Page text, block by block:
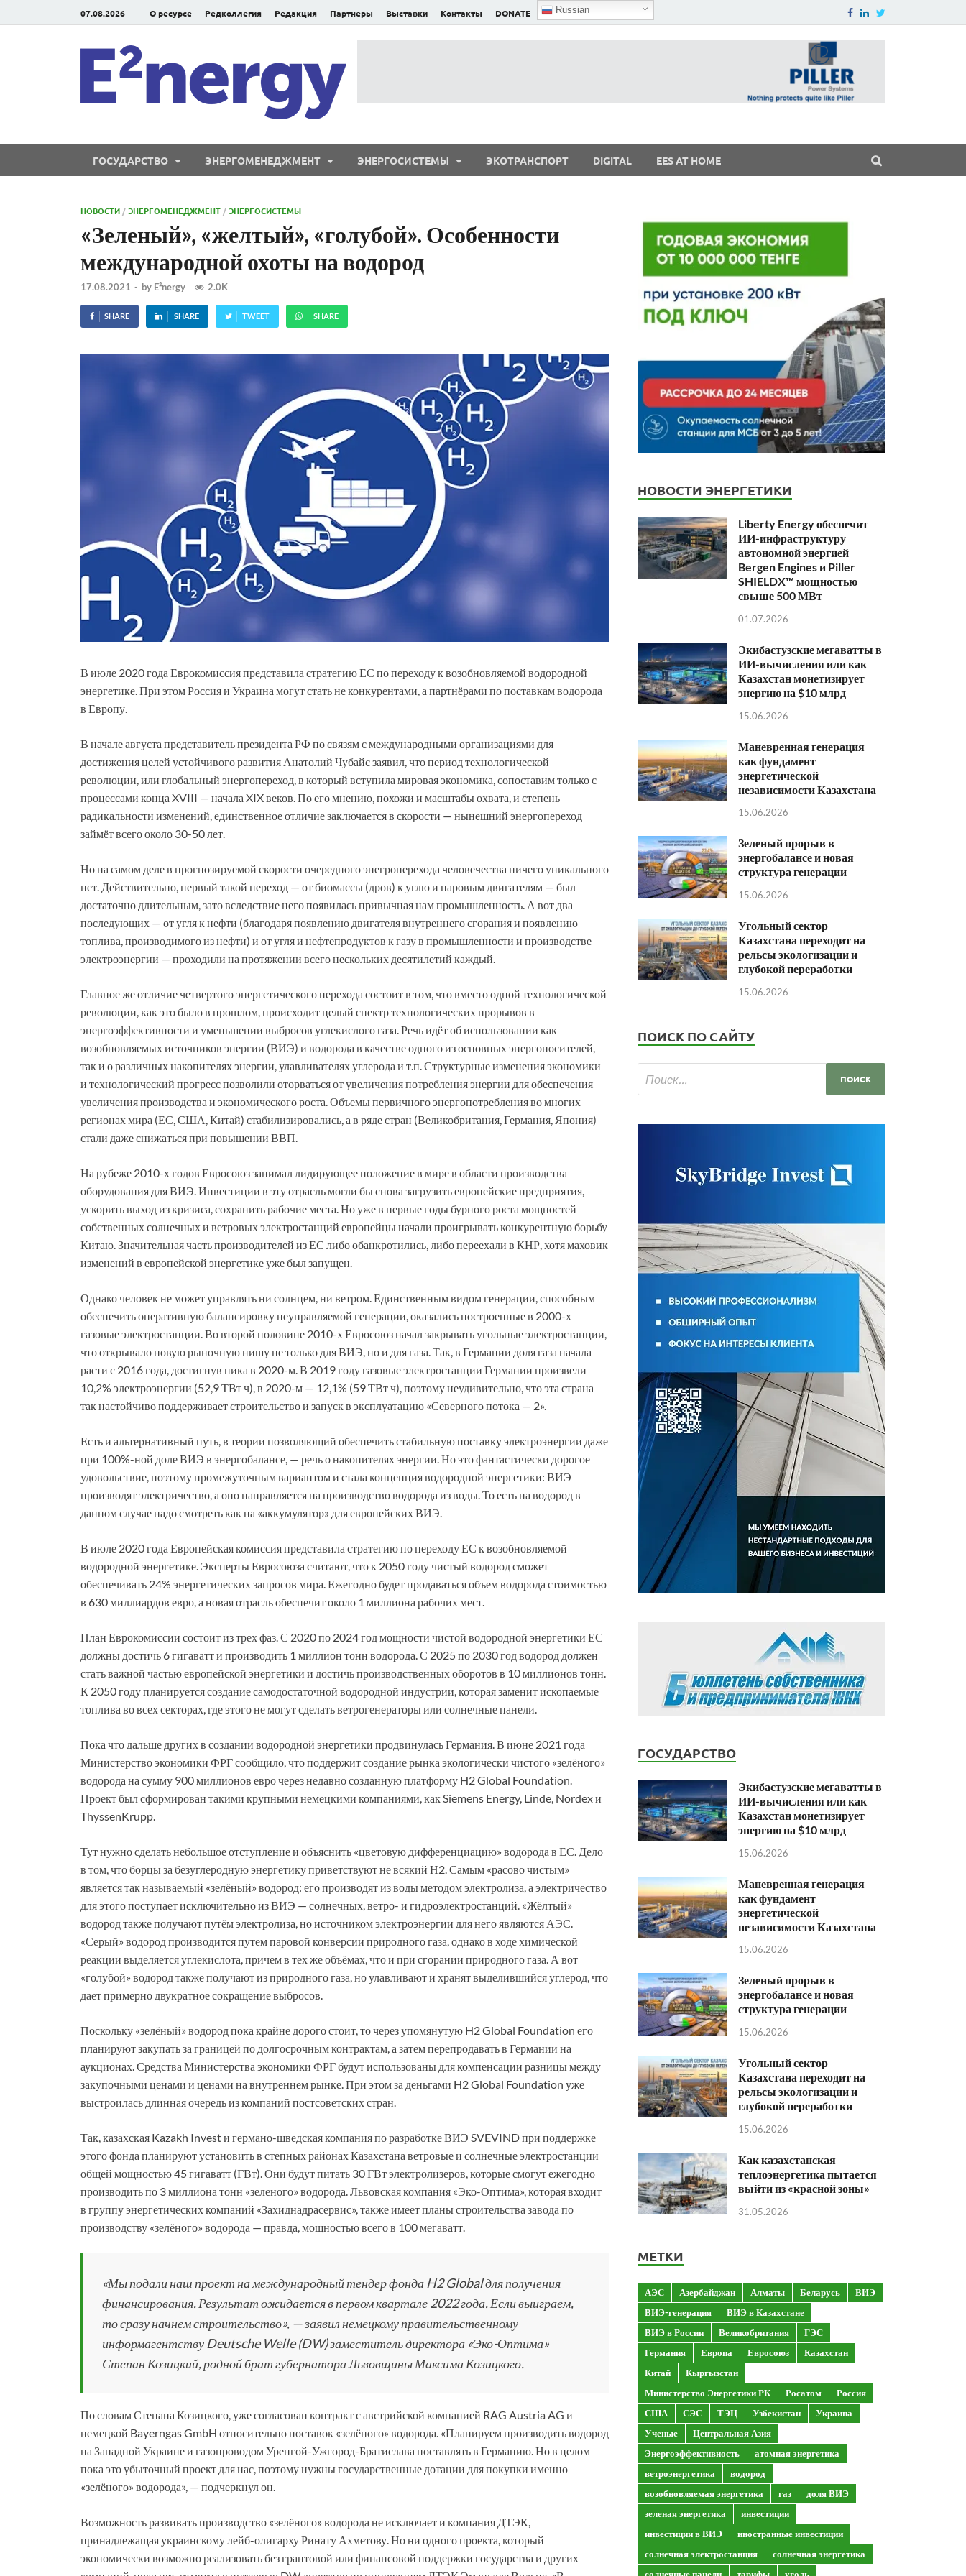
07.08.2026 О ресурсе Редколлегия Редакция Партнеры Выставки Контакты DONATE Russian
ГОСУДАРСТВО ЭНЕРГОМЕНЕДЖМЕНТ ЭНЕРГОСИСТЕМЫ ЭКОТРАНСПОРТ DIGITAL EES AT HOME
НОВОСТИ /ЭНЕРГОМЕНЕДЖМЕНТ /ЭНЕРГОСИСТЕМЫ
«Зеленый», «желтый», «голубой». Особенности
международной охоты на водород
17.08.2021 - by E²nergy 2.0K
SHARE SHARE TWEET SHARE
В июле 2020 года Еврокомиссия представила стратегию ЕС по переходу к возобновляемой водородной
энергетике. При этом Россия и Украина могут стать не конкурентами, а партнёрами по поставкам водорода
в Европу.
В начале августа представитель президента РФ по связям с международными организациями для
достижения целей устойчивого развития Анатолий Чубайс заявил, что период технологической
революции, или глобальный энергопереход, в который вступила мировая экономика, сопоставим только с
процессами конца XVIII — начала XIX веков. По его мнению, похожи и масштабы охвата, и степень
радикальности изменений, единственное отличие заключается в скорости — нынешний энергопереход
займёт всего около 30-50 лет.
Но на самом деле в прогнозируемой скорости очередного энегроперехода человечества ничего уникального
нет. Действительно, первый такой переход — от биомассы (дров) к углю и паровым двигателям — был
достаточно длительным, зато вследствие него появилась привычная нам промышленность. А вот два
последующих — от угля к нефти (благодаря появлению двигателя внутреннего сгорания и появлению
топлива, производимого из нефти) и от угля и нефтепродуктов к газу в промышленности и производстве
электроэнергии — проходили на протяжении всего нескольких десятилетий каждый.
Главное же отличие четвертого энергетического перехода состоит в том, что вместо одной технологической
революции, как это было в прошлом, происходит целый спектр технологических прорывов в
энергоэффективности и уменьшении выбросов углекислого газа. Речь идёт об использовании как
возобновляемых источников энергии (ВИЭ) и водорода в качестве одного из основных энергоносителей,
так и о различных накопителях энергии, улавливателях углерода и т.п. Структурные изменения экономики
и технологический прогресс позволили оторваться от увеличения потребления энергии для обеспечения
увеличения производства и экономического роста. Объемы первичного энергопотребления во многих
регионах мира (ЕС, США, Китай) стабилизировались, а в ряде стран (Великобритания, Германия, Япония)
стали даже снижаться при повышении ВВП.
На рубеже 2010-х годов Евросоюз занимал лидирующее положение в мире в области производства
оборудования для ВИЭ. Инвестиции в эту отрасль могли бы снова загрузить европейские предприятия,
ускорить выход из кризиса, сохранить рабочие места. Но уже в первые годы бурного роста мощностей
собственных солнечных и ветровых электростанций европейцы начали проигрывать конкурентную борьбу
Китаю. Значительная часть производителей из ЕС либо обанкротились, либо переехали в КНР, хотя маховик
изменений в европейской энергетике уже был запущен.
Однако человек не может управлять ни солнцем, ни ветром. Единственным видом генерации, способным
обеспечить оперативную балансировку неуправляемой генерации, оказались построенные в 2000-х
газовые электростанции. Во второй половине 2010-х Евросоюз начал закрывать угольные электростанции,
что открывало новую рыночную нишу не только для ВИЭ, но и для газа. Так, в Германии доля газа начала
расти с 2016 года, достигнув пика в 2020-м. В 2019 году газовые электростанции Германии произвели
10,2% электроэнергии (52,9 ТВт ч), в 2020-м — 12,1% (59 ТВт ч), поэтому неудивительно, что эта страна
так настойчиво поддерживает строительство и запуск в эксплуатацию «Северного потока — 2».
Есть и альтернативный путь, в теории позволяющий обеспечить стабильную поставку электроэнергии даже
при 100%-ной доле ВИЭ в энергобалансе, — речь о накопителях энергии. Но это фантастически дорогое
удовольствие, поэтому промежуточным вариантом и стала концепция водородной энергетики: ВИЭ
производят электричество, а оно направляется на производство водорода из воды. То есть на водород в
данном случае надо смотреть как на «аккумулятор» для европейских ВИЭ.
В июле 2020 года Европейская комиссия представила стратегию по переходу ЕС к возобновляемой
водородной энергетике. Эксперты Евросоюза считают, что к 2050 году чистый водород сможет
обеспечивать 24% энергетических запросов мира. Ежегодно будет продаваться объем водорода стоимостью
в 630 миллиардов евро, а новая отрасль обеспечит около 1 миллиона рабочих мест.
План Еврокомиссии состоит из трех фаз. С 2020 по 2024 год мощности чистой водородной энергетики ЕС
должны достичь 6 гигаватт и производить 1 миллион тонн водорода. С 2025 по 2030 год водород должен
стать важной частью европейской энергетики и достичь производственных оборотов в 10 миллионов тонн.
К 2050 году планируется создание самодостаточной водородной индустрии, которая заменит ископаемые
топлива во всех секторах, где этого не могут сделать ветрогенераторы или солнечные панели.
Пока что дальше других в создании водородной энергетики продвинулась Германия. В июне 2021 года
Министерство экономики ФРГ сообщило, что поддержит создание рынка экологически чистого «зелёного»
водорода на сумму 900 миллионов евро через недавно созданную платформу H2 Global Foundation.
Проект был сформирован такими крупными немецкими компаниями, как Siemens Energy, Linde, Nordex и
ThyssenKrupp.
Тут нужно сделать небольшое отступление и объяснить «цветовую дифференциацию» водорода в ЕС. Дело
в том, что борцы за безуглеродную энергетику приветствуют не всякий Н2. Самым «расово чистым»
является так называемый «зелёный» водород: его производят из воды методом электролиза, а электричество
для этого поступает исключительно из ВИЭ — солнечных, ветро- и гидроэлектростанций. «Жёлтый»
водород также получают путём электролиза, но источником электроэнергии для него являются АЭС.
«Серый» водород производится путем паровой конверсии природного газа, однако в ходе химической
реакции выделяется углекислота, причем в тех же объёмах, что и при сгорании природного газа. А вот
«голубой» водород также получают из природного газа, но улавливают и хранят выделившийся углерод, что
дает примерно двукратное сокращение выбросов.
Поскольку «зелёный» водород пока крайне дорого стоит, то через упомянутую H2 Global Foundation его
планируют закупать за границей по долгосрочным контрактам, а затем перепродавать в Германии на
аукционах. Средства Министерства экономики ФРГ будут использованы для компенсации разницы между
закупочными ценами и ценами на внутреннем рынке. При этом за деньгами H2 Global Foundation уже
выстроилась длинная очередь из компаний постсоветских стран.
Так, казахская Kazakh Invest и германо-шведская компания по разработке ВИЭ SVEVIND при поддержке
этого фонда планируют установить в степных районах Казахстана ветровые и солнечные электростанции
общей мощностью 45 гигаватт (ГВт). Они будут питать 30 ГВт электролизеров, которые смогут ежегодно
производить по 3 миллиона тонн «зеленого» водорода. Львовская компания «Эко-Оптима», которая входит
в группу энергетических компаний «Захиднадрасервис», также имеет планы строительства завода по
производству «зелёного» водорода — правда, мощностью всего в 100 мегаватт.
«Мы подали наш проект на международный тендер фонда H2 Global для получения
финансирования. Результат ожидается в первом квартале 2022 года. Если выиграем,
то сразу начнем строительство», — заявил немецкому правительственному
информагентству Deutsche Welle (DW) заместитель директора «Эко-Оптима»
Степан Козицкий, родной брат губернатора Львовщины Максима Козицкого.
По словам Степана Козицкого, уже согласован контракт с австрийской компанией RAG Austria AG и
немецкой Bayerngas GmbH относительно поставок «зелёного» водорода. «Планируем производить водород
на Западной Украине и газопроводом Уренгой-Ужгород-Братислава поставлять в Германию. Но в целом
пока это убыточный проект для нас, поэтому нужны государственные дотации для покупки именно
«зелёного» водорода», — подчеркнул он.
Возможность развивать производство «зелёного» водорода не исключает и компания ДТЭК,
принадлежащая украинскому лейб-олигарху Ринату Ахметову. Но ни одного проекта, который
экономически возможно реализовать без грантовой или финансовой поддержки государства и других
НОВОСТИ ЭНЕРГЕТИКИ
Liberty Energy обеспечит
ИИ-инфраструктуру
автономной энергией
Bergen Engines и Piller
SHIELDX™ мощностью
свыше 500 МВт
01.07.2026
Экибастузские мегаватты в
ИИ-вычисления или как
Казахстан монетизирует
энергию на $10 млрд
15.06.2026
Маневренная генерация
как фундамент
энергетической
независимости Казахстана
15.06.2026
Зеленый прорыв в
энергобалансе и новая
структура генерации
15.06.2026
Угольный сектор
Казахстана переходит на
рельсы экологизации и
глубокой переработки
15.06.2026
ПОИСК ПО САЙТУ
ГОСУДАРСТВО
Экибастузские мегаватты в
ИИ-вычисления или как
Казахстан монетизирует
энергию на $10 млрд
15.06.2026
Маневренная генерация
как фундамент
энергетической
независимости Казахстана
15.06.2026
Зеленый прорыв в
энергобалансе и новая
структура генерации
15.06.2026
Угольный сектор
Казахстана переходит на
рельсы экологизации и
глубокой переработки
15.06.2026
Как казахстанская
теплоэнергетика пытается
выйти из «красной зоны»
31.05.2026
МЕТКИ
АЭС Азербайджан Алматы Беларусь
ВИЭ
ВИЭ-генерация
ВИЭ в Казахстане
ВИЭ в России
Великобритания
ГЭС
Германия
Европа Евросоюз
Казахстан
Китай
Кыргызстан
Министерство Энергетики РК
Росатом
Россия
США
СЭС ТЭЦ Узбекистан
Украина
Ученые
Центральная Азия
Энергоэффективность
атомная энергетика
ветроэнергетика
водород
возобновляемая энергетика
газ
доля ВИЭ
зеленая энергетика
инвестиции
инвестиции в ВИЭ
иностранные инвестиции
солнечная электростанция
солнечная энергетика
солнечные панели
тарифы уголь